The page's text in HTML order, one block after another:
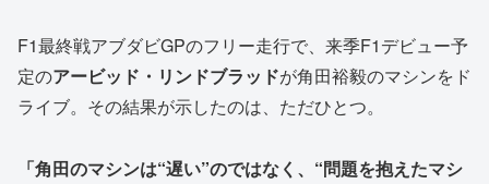
F1最終戦アブダビGPのフリー走行で、来季F1デビュー予
定のアービッド・リンドブラッドが角田裕毅のマシンをド
ライブ。その結果が示したのは、ただひとつ。
「角田のマシンは“遅い”のではなく、“問題を抱えたマシ